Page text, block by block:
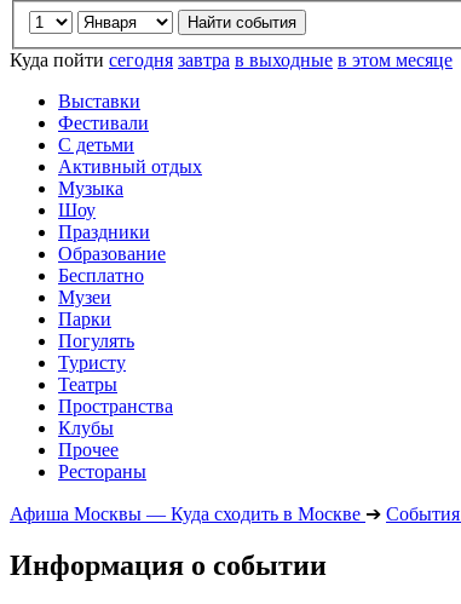
Куда пойти сегодня завтра в выходные в этом месяце
Выставки
Фестивали
С детьми
Активный отдых
Музыка
Шоу
Праздники
Образование
Бесплатно
Музеи
Парки
Погулять
Туристу
Театры
Пространства
Клубы
Прочее
Рестораны
Афиша Москвы — Куда сходить в Москве ➔ События
Информация о событии